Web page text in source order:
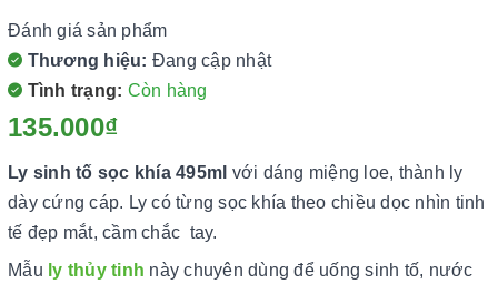
Đánh giá sản phẩm
Thương hiệu: Đang cập nhật
Tình trạng: Còn hàng
135.000₫
Ly sinh tố sọc khía 495ml với dáng miệng loe, thành ly
dày cứng cáp. Ly có từng sọc khía theo chiều dọc nhìn tinh
tế đẹp mắt, cầm chắc tay.
Mẫu ly thủy tinh này chuyên dùng để uống sinh tố, nước